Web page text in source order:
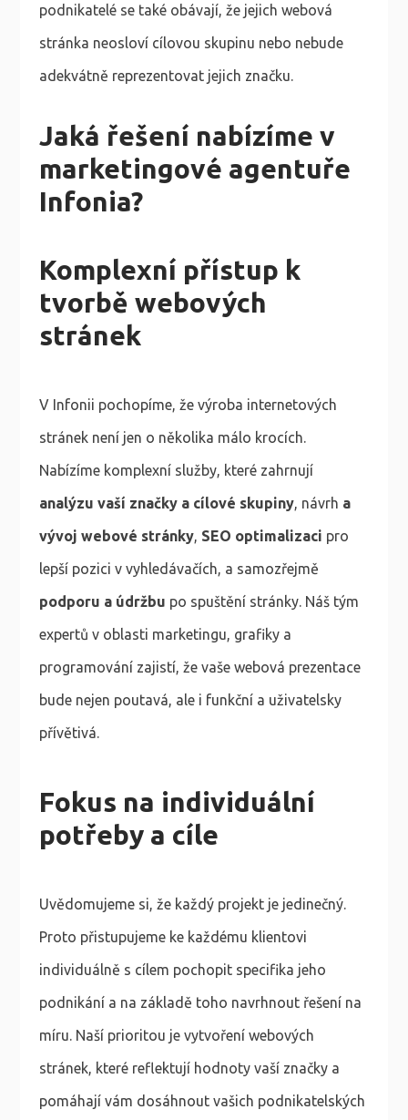
podnikatelé se také obávají, že jejich webová
stránka neosloví cílovou skupinu nebo nebude
adekvátně reprezentovat jejich značku.
Jaká řešení nabízíme v
marketingové agentuře
Infonia?
Komplexní přístup k
tvorbě webových
stránek
V Infonii pochopíme, že výroba internetových
stránek není jen o několika málo krocích.
Nabízíme komplexní služby, které zahrnují
analýzu vaší značky a cílové skupiny, návrh a
vývoj webové stránky, SEO optimalizaci pro
lepší pozici v vyhledávačích, a samozřejmě
podporu a údržbu po spuštění stránky. Náš tým
expertů v oblasti marketingu, grafiky a
programování zajistí, že vaše webová prezentace
bude nejen poutavá, ale i funkční a uživatelsky
přívětivá.
Fokus na individuální
potřeby a cíle
Uvědomujeme si, že každý projekt je jedinečný.
Proto přistupujeme ke každému klientovi
individuálně s cílem pochopit specifika jeho
podnikání a na základě toho navrhnout řešení na
míru. Naší prioritou je vytvoření webových
stránek, které reflektují hodnoty vaší značky a
pomáhají vám dosáhnout vašich podnikatelských